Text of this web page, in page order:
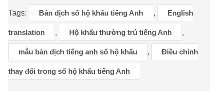
Tags: Bản dịch sổ hộ khẩu tiếng Anh , English
translation , Hộ khẩu thường trú tiếng Anh ,
mẫu bản dịch tiếng anh sổ hộ khẩu , Điều chỉnh
thay đổi trong sổ hộ khẩu tiếng Anh